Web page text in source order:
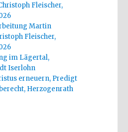
Fleischer,
Martin
Fleischer,
im Lägertal,
Iserlohn
erneuern, Predigt
Herzogenrath